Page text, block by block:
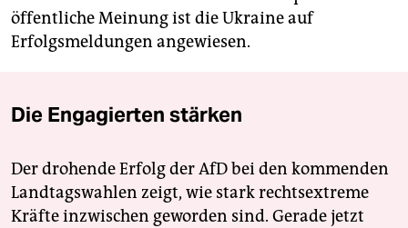
öffentliche Meinung ist die Ukraine auf
Erfolgsmeldungen angewiesen.
Die Engagierten stärken
Der drohende Erfolg der AfD bei den kommenden
Landtagswahlen zeigt, wie stark rechtsextreme
Kräfte inzwischen geworden sind. Gerade jetzt